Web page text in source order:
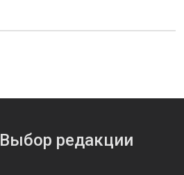
Выбор редакции